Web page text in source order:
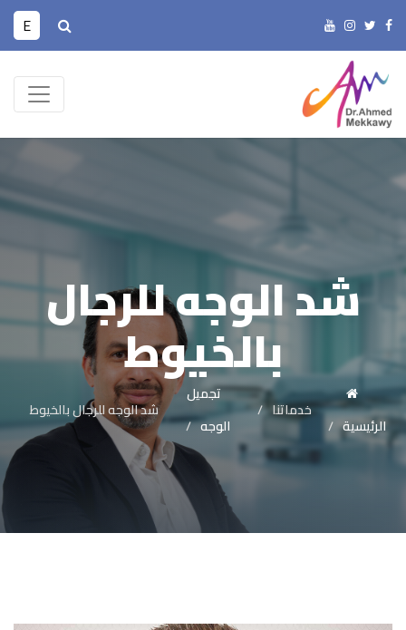
E
شد الوجه للرجال
بالخيوط
الرئيسية
خدماتنا
تجميل
الوجه
شد الوجه للرجال بالخيوط